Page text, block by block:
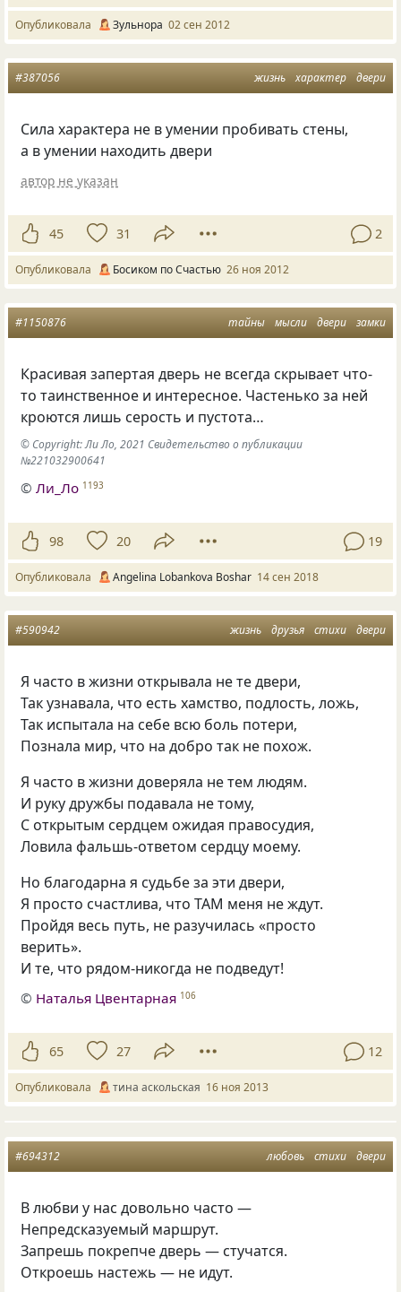
Опубликовала Зульнора 02 сен 2012
жизнь характер двери
#387056
Сила характера не в умении пробивать стены,
а в умении находить двери
автор не указан
45 31 2
Опубликовала Босиком по Счастью 26 ноя 2012
тайны мысли двери замки
#1150876
Красивая запертая дверь не всегда скрывает что-
то таинственное и интересное. Частенько за ней
кроются лишь серость и пустота…
© Copyright: Ли Ло, 2021 Свидетельство о публикации
№221032900641
©Ли_Ло 1193
98 20 19
Опубликовала Angelina Lobankova Boshar 14 сен 2018
жизнь друзья стихи двери
#590942
Я часто в жизни открывала не те двери,
Так узнавала, что есть хамство, подлость, ложь,
Так испытала на себе всю боль потери,
Познала мир, что на добро так не похож.
Я часто в жизни доверяла не тем людям.
И руку дружбы подавала не тому,
С открытым сердцем ожидая правосудия,
Ловила фальшь-ответом сердцу моему.
Но благодарна я судьбе за эти двери,
Я просто счастлива, что ТАМ меня не ждут.
Пройдя весь путь, не разучилась «просто
верить».
И те, что рядом-никогда не подведут!
© Наталья Цвентарная 106
65 27 12
Опубликовала тина аскольская 16 ноя 2013
любовь стихи двери
#694312
В любви у нас довольно часто —
Непредсказуемый маршрут.
Запрешь покрепче дверь — стучатся.
Откроешь настежь — не идут.